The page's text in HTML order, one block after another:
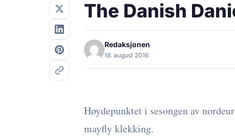
The Danish
Redaksjonen
18. august 2016
Høydepunktet i sesongen av
mayfly klekking.